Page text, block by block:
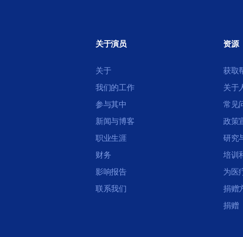
关于演员
关于
我们的工作
参与其中
新闻与博客
职业生涯
财务
影响报告
联系我们
资源
获取
关于
常见
政策
研究
培训
为医
捐赠
捐赠